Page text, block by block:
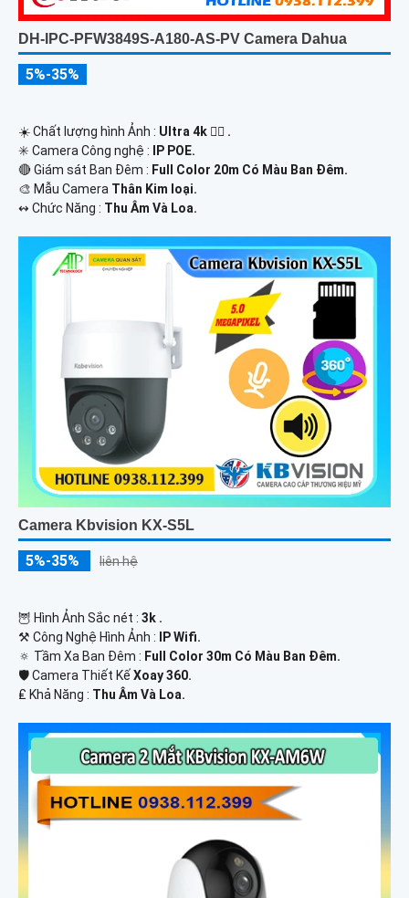
DH-IPC-PFW3849S-A180-AS-PV Camera Dahua
5%-35%
☀️ Chất lượng hình Ảnh : Ultra 4k 👍🏾 .
✳️ Camera Công nghệ :
IP POE.
🔴 Giám sát Ban Đêm : Full Color 20m Có Màu Ban Ðêm.
🎨 Mẫu Camera Thân Kim loại.
️↭ Chức Năng : Thu Âm Và Loa.
Camera Kbvision KX-S5L
5%-35% liên hệ
🦉 Hình Ảnh Sắc nét : 3k .
⚒ Công Nghệ Hình Ảnh :
IP Wifi.
🔅 Tầm Xa Ban Đêm : Full Color 30m Có Màu Ban Ðêm.
🛡 Camera Thiết Kế Xoay 360.
️₤ Khả Năng : Thu Âm Và Loa.